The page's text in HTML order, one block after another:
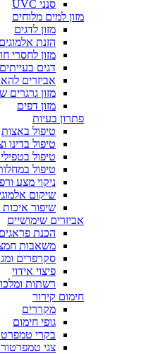
סנני UVC
מזון למים מלוחים
מזון לדגים
הזנת אלמוגים
מזון לחסרי
דגים
אביזרים
מזון גרגרים
מזון דפים
פתרון בעיות
טיפול באצות
טיפול בדינו
טיפול
טיפול
ניקוי מצע
שיקום
שיפור איכות
אביזרים שימושיים
הכנת פראגים
משאבות חמצן
סקרפרים
פיצוי אידוי
רשתות
חימום קירור
מקררים
גופי חימום
בקרי
צגי